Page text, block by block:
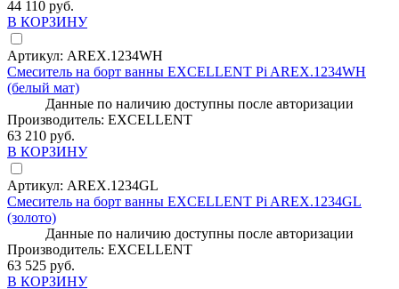
44 110 руб.
В КОРЗИНУ
Артикул: AREX.1234WH
Смеситель на борт ванны EXCELLENT Pi AREX.1234WH
(белый мат)
Данные по наличию доступны после авторизации
Производитель: EXCELLENT
63 210 руб.
В КОРЗИНУ
Артикул: AREX.1234GL
Смеситель на борт ванны EXCELLENT Pi AREX.1234GL
(золото)
Данные по наличию доступны после авторизации
Производитель: EXCELLENT
63 525 руб.
В КОРЗИНУ